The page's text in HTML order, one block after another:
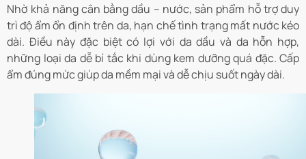
Nhờ khả năng cân bằng dầu – nước, sản phẩm hỗ trợ duy
trì độ ẩm ổn định trên da, hạn chế tình trạng mất nước kéo
dài. Điều này đặc biệt có lợi với da dầu và da hỗn hợp,
những loại da dễ bí tắc khi dùng kem dưỡng quá đặc. Cấp
ẩm đúng mức giúp da mềm mại và dễ chịu suốt ngày dài.